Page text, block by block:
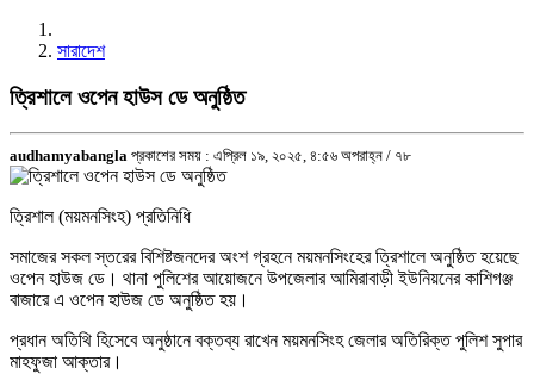
সারাদেশ
ত্রিশালে ওপেন হাউস ডে অনুষ্ঠিত
audhamyabangla প্রকাশের সময় : এপ্রিল ১৯, ২০২৫, ৪:৫৬ অপরাহ্ন / ৭৮
ত্রিশাল (ময়মনসিংহ) প্রতিনিধি
সমাজের সকল স্তরের বিশিষ্টজনদের অংশ গ্রহনে ময়মনসিংহের ত্রিশালে অনুষ্ঠিত হয়েছে
ওপেন হাউজ ডে। থানা পুলিশের আয়োজনে উপজেলার আমিরাবাড়ী ইউনিয়নের কাশিগঞ্জ
বাজারে এ ওপেন হাউজ ডে অনুষ্ঠিত হয়।
প্রধান অতিথি হিসেবে অনুষ্ঠানে বক্তব্য রাখেন ময়মনসিংহ জেলার অতিরিক্ত পুলিশ সুপার
মাহফুজা আক্তার।